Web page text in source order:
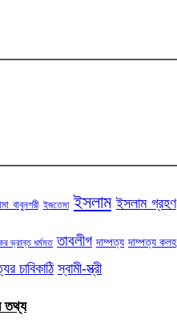
বাবুনগরী ইজতেমা ইসলাম ইসলাম গ্রহণ
ভ্রান্ত ধর্মমত তাবলীগ দাম্পত্য দাম্পত্য কলহ
চাবিকাঠি স্বামী-স্ত্রী
তথ্য